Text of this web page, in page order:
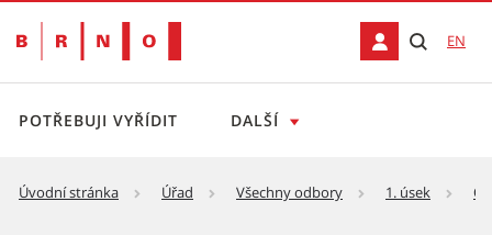
EN
POTŘEBUJI VYŘÍDIT DALŠÍ
Úvodní stránka Úřad Všechny odbory 1. úsek